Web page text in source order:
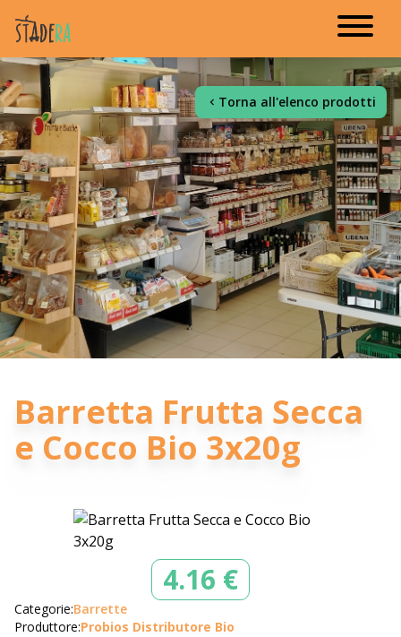
Torna all'elenco prodotti
Barretta Frutta Secca
e Cocco Bio 3x20g
4.16 €
Categorie:Barrette
Produttore:Probios Distributore Bio